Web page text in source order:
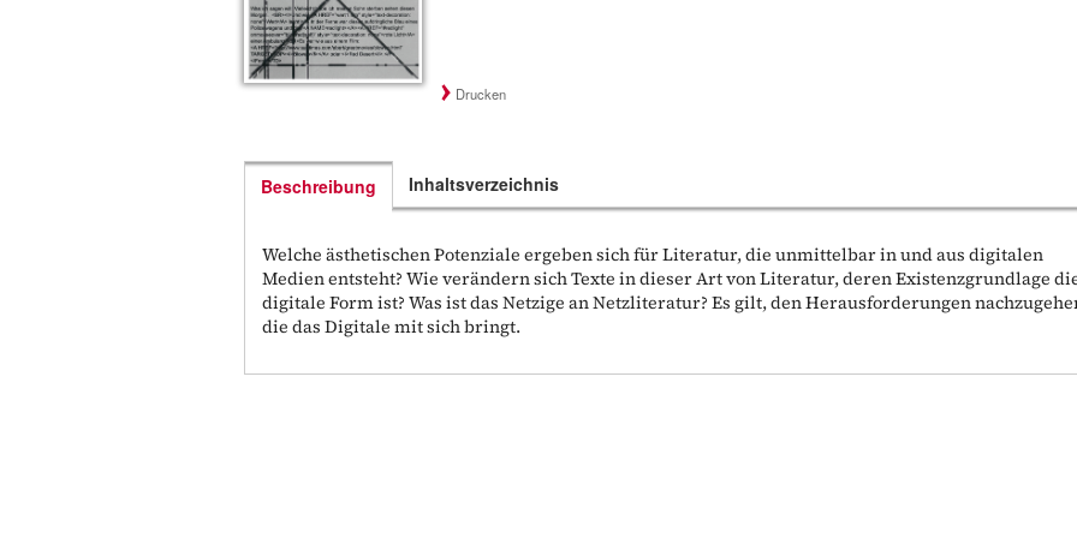
Drucken
Beschreibung
Welche ästhetischen Potenziale ergeben sich für Literatur, die unmittelbar in und aus digitalen
Medien entsteht? Wie verändern sich Texte in dieser Art von Literatur, deren Existenzgrundlage
digitale Form ist? Was ist das Netzige an Netzliteratur? Es gilt, den Herausforderungen
die das Digitale mit sich bringt.
Inhaltsverzeichnis